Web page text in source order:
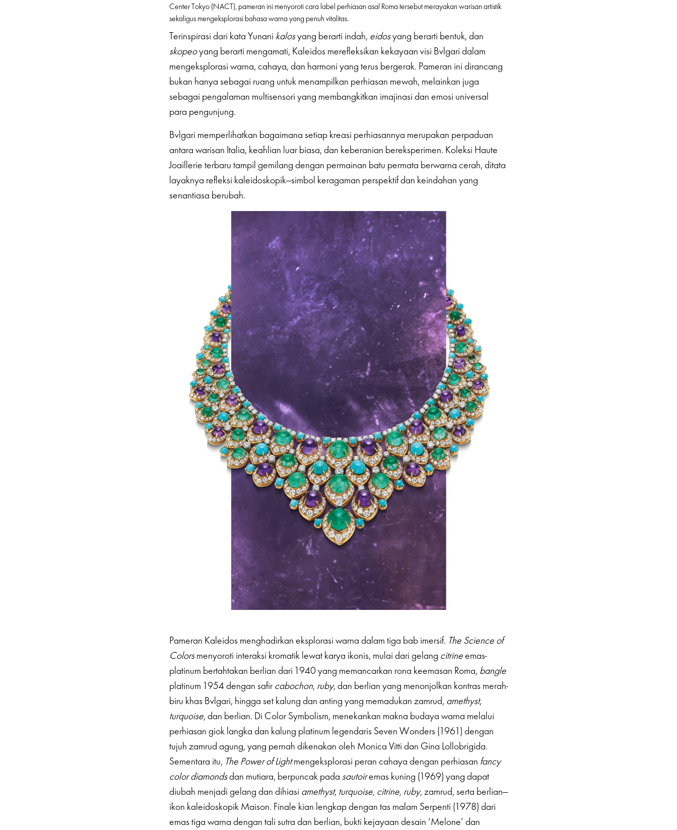
Center Tokyo (NACT), pameran ini menyoroti cara label perhiasan asal Roma tersebut merayakan warisan artistik
sekaligus mengeksplorasi bahasa warna yang penuh vitalitas.
Terinspirasi dari kata Yunani kalosyang berarti indah, eidosyang berarti bentuk, dan
skopeoyang berarti mengamati, Kaleidos merefleksikan kekayaan visi Bvlgari dalam
mengeksplorasi warna, cahaya, dan harmoni yang terus bergerak. Pameran ini dirancang
bukan hanya sebagai ruang untuk menampilkan perhiasan mewah, melainkan juga
sebagai pengalaman multisensori yang membangkitkan imajinasi dan emosi universal
para pengunjung.
Bvlgari memperlihatkan bagaimana setiap kreasi perhiasannya merupakan perpaduan
antara warisan Italia, keahlian luar biasa, dan keberanian bereksperimen. Koleksi Haute
Joaillerie terbaru tampil gemilang dengan permainan batu permata berwarna cerah, ditata
layaknya refleksi kaleidoskopik—simbol keragaman perspektif dan keindahan yang
senantiasa berubah.
Pameran Kaleidos menghadirkan eksplorasi warna dalam tiga bab imersif. The Science of
Colorsmenyoroti interaksi kromatik lewat karya ikonis, mulai dari gelang citrineemas-
platinum bertahtakan berlian dari 1940 yang memancarkan rona keemasan Roma, bangle
platinum 1954 dengan safircabochon, ruby, dan berlian yang menonjolkan kontras merah-
biru khas Bvlgari, hingga set kalung dan anting yang memadukan zamrud, amethyst,
turquoise, dan berlian. Di Color Symbolism, menekankan makna budaya warna melalui
perhiasan giok langka dan kalung platinum legendaris Seven Wonders (1961) dengan
tujuh zamrud agung, yang pernah dikenakan oleh Monica Vitti dan Gina Lollobrigida.
Sementara itu, The Power of Lightmengeksplorasi peran cahaya dengan perhiasan fancy
color diamondsdan mutiara, berpuncak pada sautoiremas kuning (1969) yang dapat
diubah menjadi gelang dan dihiasi amethyst, turquoise, citrine, ruby, zamrud, serta berlian—
ikon kaleidoskopik Maison. Finale kian lengkap dengan tas malam Serpenti (1978) dari
emas tiga warna dengan tali sutra dan berlian, bukti kejayaan desain ‘Melone’ dan